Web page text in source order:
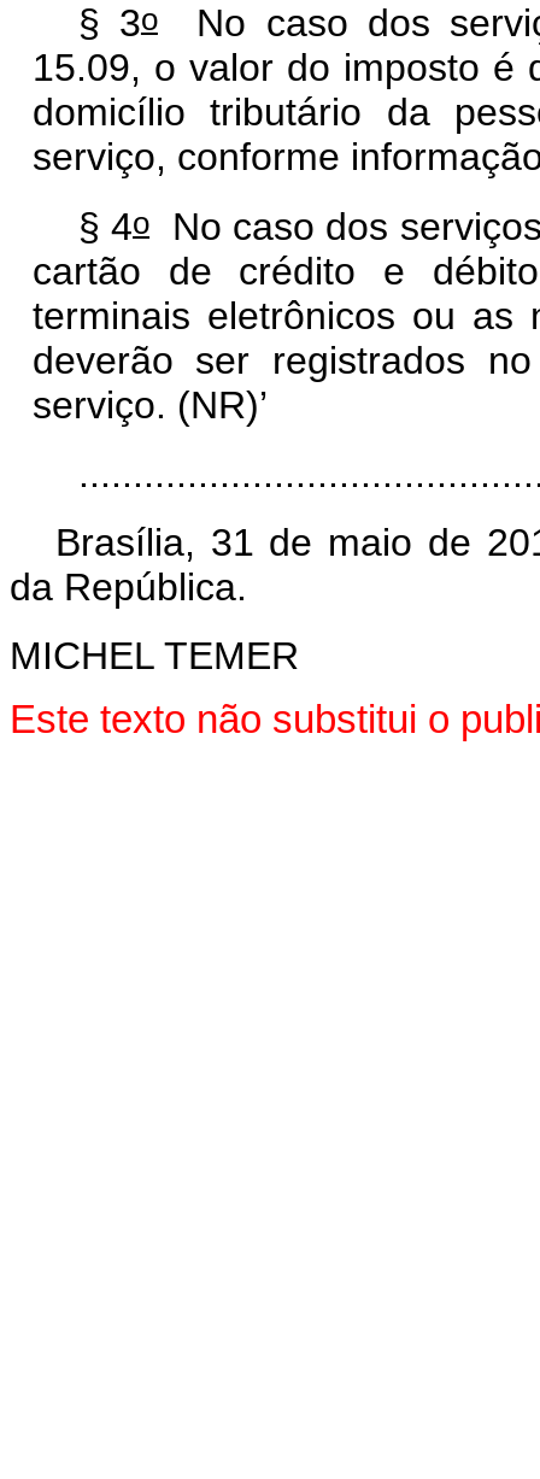
§ 3oNo caso dos
15.09, o valor do imposto é
domicílio tributário da
serviço, conforme
§ 4o
No caso dos
cartão de crédito e
terminais eletrônicos ou as
deverão ser registrados
serviço. (NR)’
Brasília, 31 de maio de
da República.
MICHEL TEMER
Este texto não substitui o